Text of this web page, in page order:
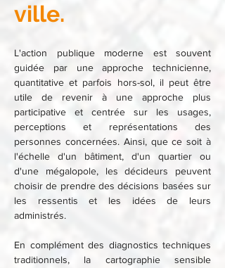
ville.
L'action publique moderne est souvent
guidée par une approche technicienne,
quantitative et parfois hors-sol, il peut être
utile de revenir à une approche plus
participative et centrée sur les usages,
perceptions et représentations des
personnes concernées. Ainsi, que ce soit à
l'échelle d'un bâtiment, d'un quartier ou
d'une mégalopole, les décideurs peuvent
choisir de prendre des décisions basées sur
les ressentis et les idées de leurs
administrés.
En complément des diagnostics techniques
traditionnels, la cartographie sensible